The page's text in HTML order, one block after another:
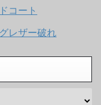
コート
レザー破れ